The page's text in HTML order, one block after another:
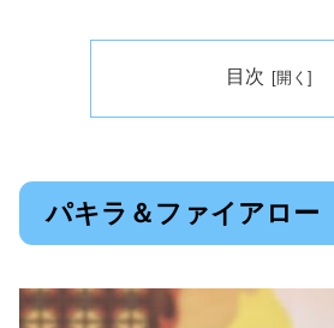
目次
パキラ＆ファイアロー